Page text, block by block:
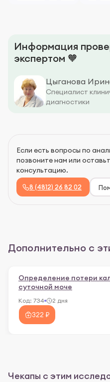
Информация
экспертом 🧡
Цыганова
Специалист
диагностики
Если есть вопросы по
позвоните нам или
консультацию.
8 (4812) 26 82 02
Дополнительно с
Определение потери
суточной моче
Код: 734 2 дня
322 ₽
Чекапы с этим